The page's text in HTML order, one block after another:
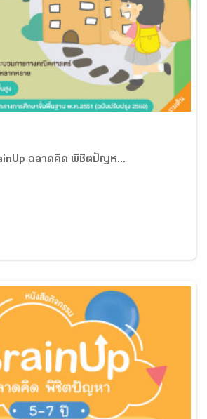
ฉลาดคิด พิชิตปัญห...